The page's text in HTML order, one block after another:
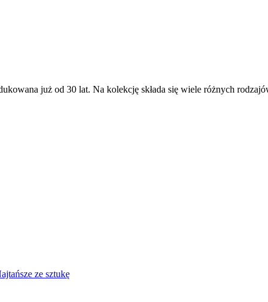
już od 30 lat. Na kolekcję składa się wiele różnych
ze sztukę